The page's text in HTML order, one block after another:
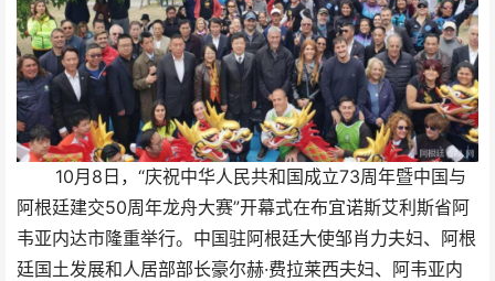
10月8日，“庆祝中华人民共和国成立73周年暨中国与
阿根廷建交50周年龙舟大赛”开幕式在布宜诺斯艾利斯省阿
韦亚内达市隆重举行。中国驻阿根廷大使邹肖力夫妇、阿根
廷国土发展和人居部部长豪尔赫·费拉莱西夫妇、阿韦亚内